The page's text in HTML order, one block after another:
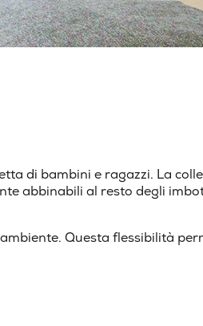
di bambini e ragazzi. La
abbinabili al resto degli
Questa flessibilità